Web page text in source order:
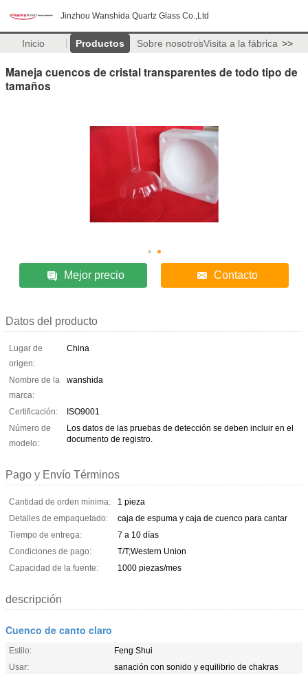
Jinzhou Wanshida Quartz Glass Co.,Ltd
Inicio Productos Sobre nosotrosVisita a la fábrica >>
Maneja cuencos de cristal transparentes de todo tipo de
tamaños
Mejor precio Contacto
Datos del producto
Lugar de
origen:
China
Nombre de la
marca:
wanshida
Certificación:
ISO9001
Número de
modelo:
Los datos de las pruebas de detección se deben incluir en el
documento de registro.
Pago y Envío Términos
Cantidad de orden mínima:
1 pieza
Detalles de empaquetado:
caja de espuma y caja de cuenco para cantar
Tiempo de entrega:
7 a 10 días
Condiciones de pago:
T/T;Western Union
Capacidad de la fuente:
1000 piezas/mes
descripción
Cuenco de canto claro
Estilo:
Feng Shui
Usar:
sanación con sonido y equilibrio de chakras